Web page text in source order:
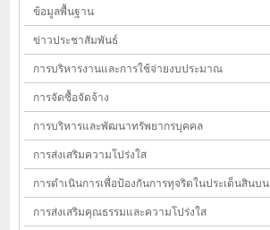
ข้อมูลพื้นฐาน
ข่าวประชาสัมพันธ์
การบริหารงานและการใช้จ่ายงบประมาณ
การจัดซื้อจัดจ้าง
การบริหารและพัฒนาทรัพยากรบุคคล
การส่งเสริมความโปร่งใส
การดำเนินการเพื่อป้องกันการทุจริตในประเด็นสินบน
การส่งเสริมคุณธรรมและความโปร่งใส